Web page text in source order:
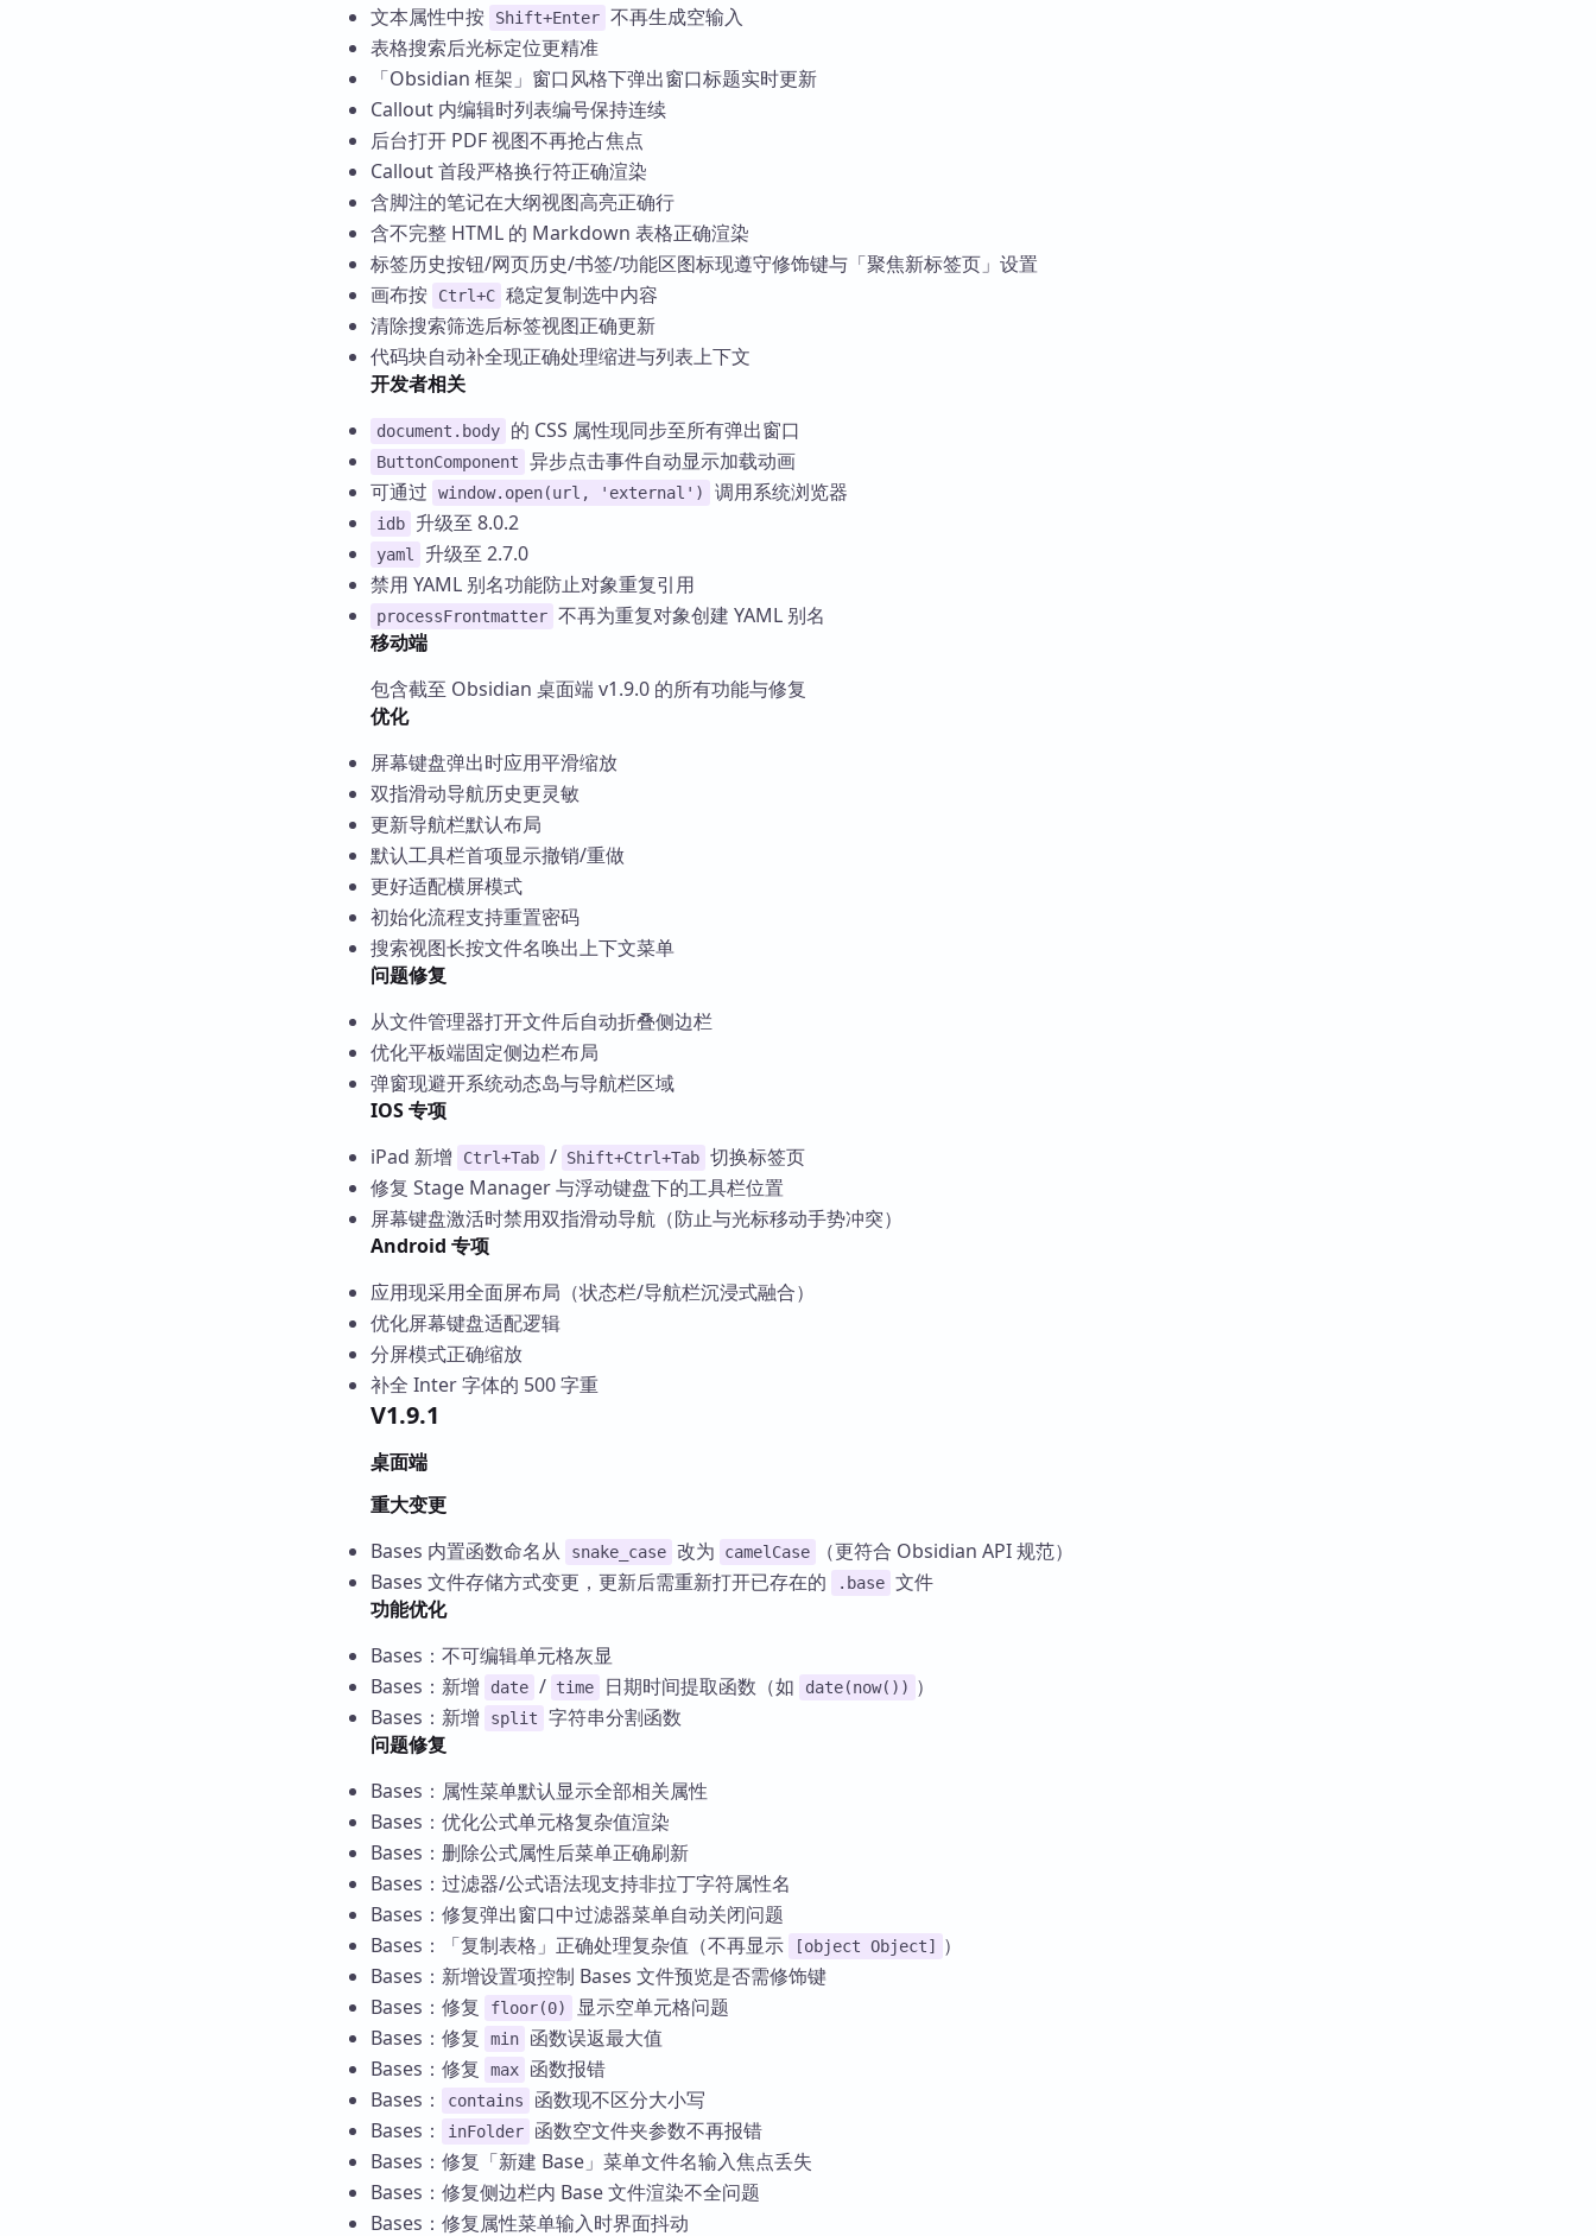
文本属性中按
Shift+Enter 不再生成空输入
表格搜索后光标定位更精准
「Obsidian 框架」窗口风格下弹出窗口标题实时更新
Callout 内编辑时列表编号保持连续
后台打开 PDF 视图不再抢占焦点
Callout 首段严格换行符正确渲染
含脚注的笔记在大纲视图高亮正确行
含不完整 HTML 的 Markdown 表格正确渲染
标签历史按钮/网页历史/书签/功能区图标现遵守修饰键与「聚焦新标签页」设置
画布按
Ctrl+C 稳定复制选中内容
清除搜索筛选后标签视图正确更新
代码块自动补全现正确处理缩进与列表上下文
开发者相关
document.body 的 CSS 属性现同步至所有弹出窗口
ButtonComponent
异步点击事件自动显示加载动画
可通过
window.open(url, 'external') 调用系统浏览器
idb 升级至 8.0.2
yaml
升级至 2.7.0
禁用 YAML 别名功能防止对象重复引用
processFrontmatter 不再为重复对象创建 YAML 别名
移动端
包含截至 Obsidian 桌面端 v1.9.0 的所有功能与修复
优化
屏幕键盘弹出时应用平滑缩放
双指滑动导航历史更灵敏
更新导航栏默认布局
默认工具栏首项显示撤销/重做
更好适配横屏模式
初始化流程支持重置密码
搜索视图长按文件名唤出上下文菜单
问题修复
从文件管理器打开文件后自动折叠侧边栏
优化平板端固定侧边栏布局
弹窗现避开系统动态岛与导航栏区域
IOS 专项
iPad 新增
Ctrl+Tab / Shift+Ctrl+Tab 切换标签页
修复 Stage Manager 与浮动键盘下的工具栏位置
屏幕键盘激活时禁用双指滑动导航（防止与光标移动手势冲突）
Android 专项
应用现采用全面屏布局（状态栏/导航栏沉浸式融合）
优化屏幕键盘适配逻辑
分屏模式正确缩放
补全 Inter 字体的 500 字重
V1.9.1
桌面端
重大变更
Bases 内置函数命名从
snake_case 改为 camelCase
（更符合 Obsidian API 规范）
Bases 文件存储方式变更，更新后需重新打开已存在的
.base 文件
功能优化
Bases：不可编辑单元格灰显
Bases：新增
date / time 日期时间提取函数（如 date(now()) ）
Bases：新增
split
字符串分割函数
问题修复
Bases：属性菜单默认显示全部相关属性
Bases：优化公式单元格复杂值渲染
Bases：删除公式属性后菜单正确刷新
Bases：过滤器/公式语法现支持非拉丁字符属性名
Bases：修复弹出窗口中过滤器菜单自动关闭问题
Bases：「复制表格」正确处理复杂值（不再显示
[object Object]
）
Bases：新增设置项控制 Bases 文件预览是否需修饰键
Bases：修复
floor(0)
显示空单元格问题
Bases：修复
min
函数误返最大值
Bases：修复
max
函数报错
Bases：
contains
函数现不区分大小写
Bases：
inFolder
函数空文件夹参数不再报错
Bases：修复「新建 Base」菜单文件名输入焦点丢失
Bases：修复侧边栏内 Base 文件渲染不全问题
Bases：修复属性菜单输入时界面抖动